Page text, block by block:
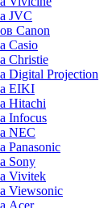
JVC
Canon
Casio
Christie
Digital Projection
EIKI
Hitachi
Infocus
NEC
Panasonic
Sony
Vivitek
Viewsonic
Acer